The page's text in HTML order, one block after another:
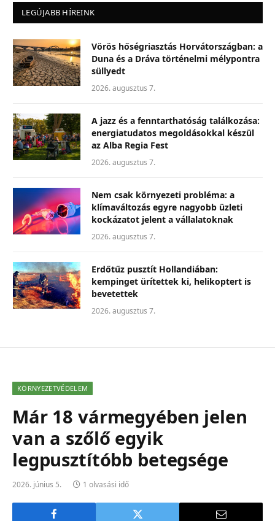
LEGÚJABB HÍREINK
Vörös hőségriasztás Horvátországban: a
Duna és a Dráva történelmi mélypontra
süllyedt
2026. augusztus 7.
A jazz és a fenntarthatóság találkozása:
energiatudatos megoldásokkal készül
az Alba Regia Fest
2026. augusztus 7.
Nem csak környezeti probléma: a
klímaváltozás egyre nagyobb üzleti
kockázatot jelent a vállalatoknak
2026. augusztus 7.
Erdőtűz pusztít Hollandiában:
kempinget ürítettek ki, helikoptert is
bevetettek
2026. augusztus 7.
KÖRNYEZETVÉDELEM
Már 18 vármegyében jelen
van a szőlő egyik
legpusztítóbb betegsége
2026. június 5. 1 olvasási idő